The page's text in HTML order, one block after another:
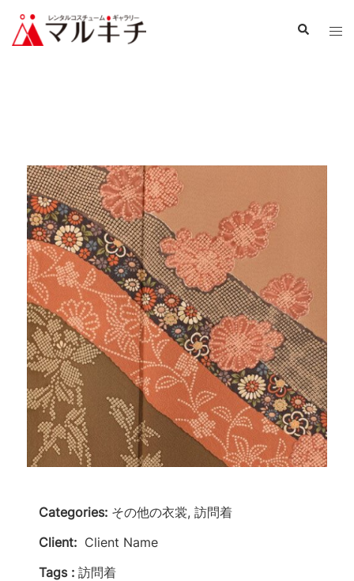
Categories: その他の衣裳, 訪問着
Client: Client Name
Tags : 訪問着